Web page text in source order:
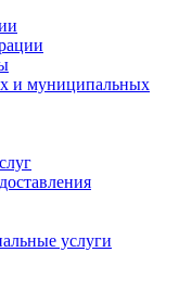
и муниципальных
услуги